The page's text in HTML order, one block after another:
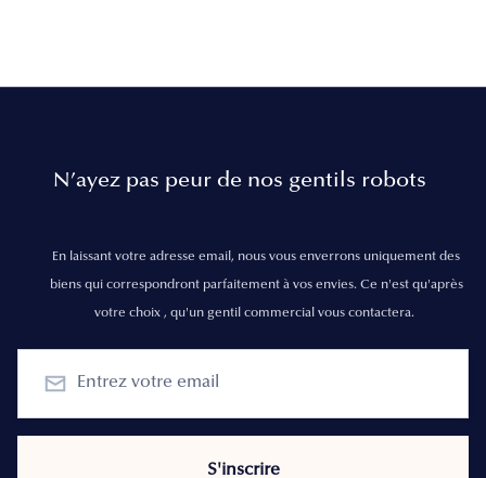
N’ayez pas peur de nos gentils robots
En laissant votre adresse email, nous vous enverrons uniquement des
biens qui correspondront parfaitement à vos envies. Ce n'est qu'après
votre choix , qu'un gentil commercial vous contactera.